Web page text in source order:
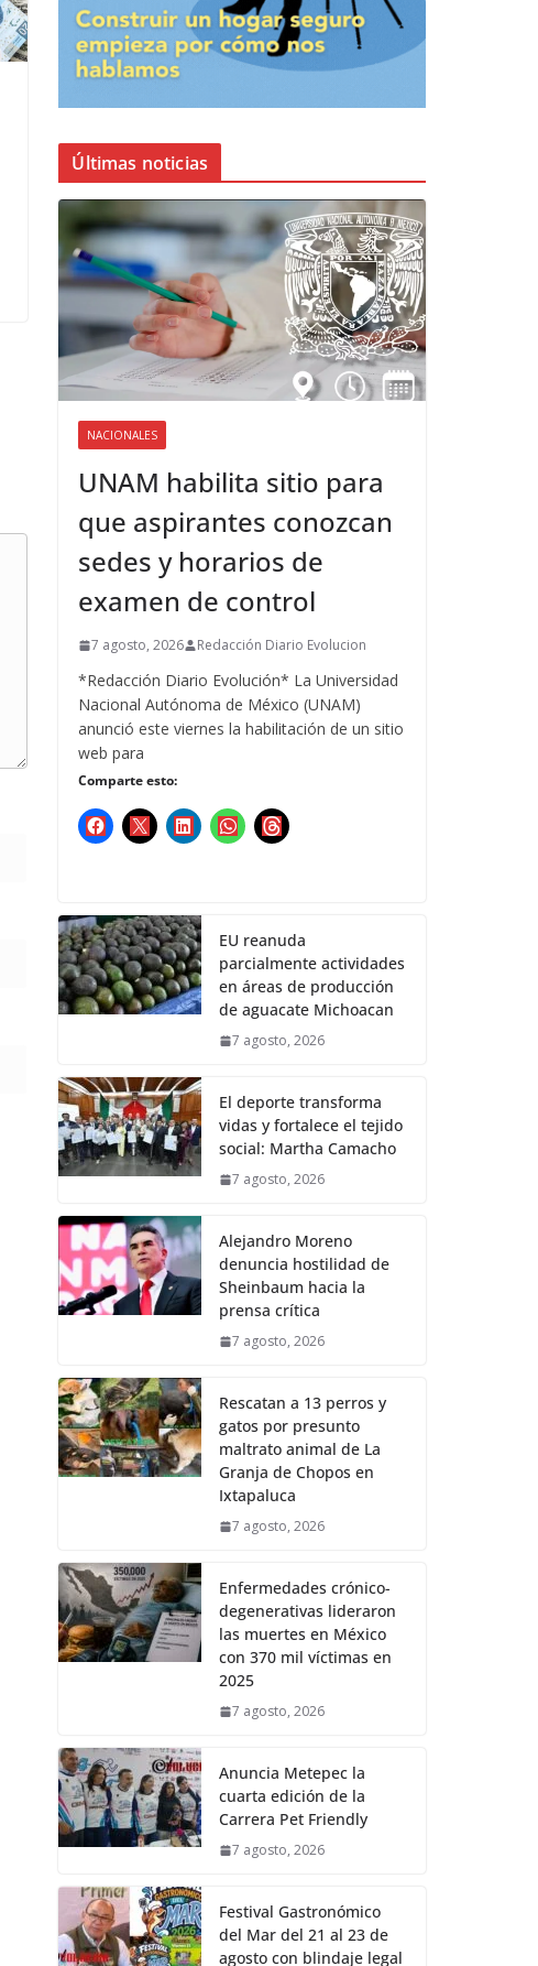
Últimas noticias
NACIONALES
UNAM habilita sitio para
que aspirantes conozcan
sedes y horarios de
examen de control
7 agosto, 2026 Redacción Diario Evolucion
*Redacción Diario Evolución* La Universidad
Nacional Autónoma de México (UNAM)
anunció este viernes la habilitación de un sitio
web para
Comparte esto:
EU reanuda
parcialmente actividades
en áreas de producción
de aguacate Michoacan
7 agosto, 2026
El deporte transforma
vidas y fortalece el tejido
social: Martha Camacho
7 agosto, 2026
Alejandro Moreno
denuncia hostilidad de
Sheinbaum hacia la
prensa crítica
7 agosto, 2026
Rescatan a 13 perros y
gatos por presunto
maltrato animal de La
Granja de Chopos en
Ixtapaluca
7 agosto, 2026
Enfermedades crónico-
degenerativas lideraron
las muertes en México
con 370 mil víctimas en
2025
7 agosto, 2026
Anuncia Metepec la
cuarta edición de la
Carrera Pet Friendly
7 agosto, 2026
Festival Gastronómico
del Mar del 21 al 23 de
agosto con blindaje legal